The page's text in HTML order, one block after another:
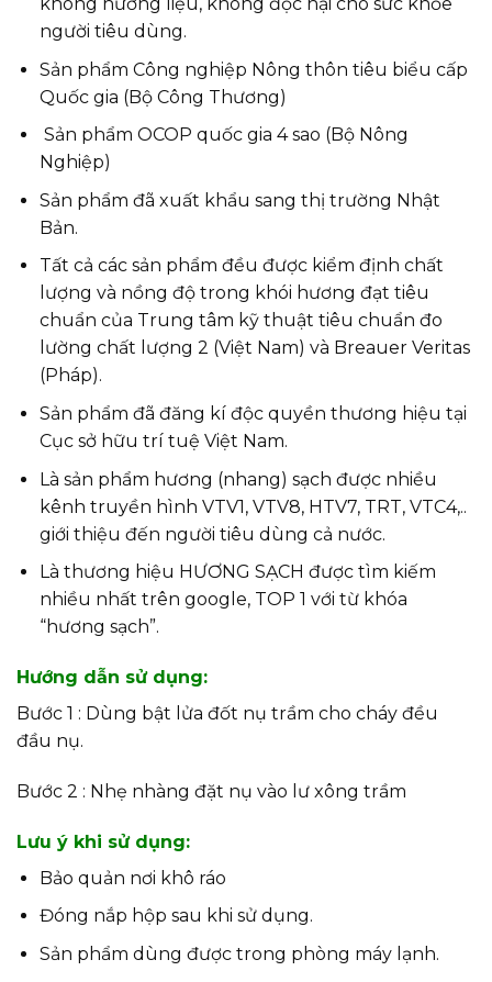
người tiêu dùng.
Sản phẩm Công nghiệp Nông thôn tiêu biểu cấp
Quốc gia (Bộ Công Thương)
Sản phẩm OCOP quốc gia 4 sao (Bộ Nông
Nghiệp)
Sản phẩm đã xuất khẩu sang thị trường Nhật
Bản.
Tất cả các sản phẩm đều được kiểm định chất
lượng và nồng độ trong khói hương đạt tiêu
chuẩn của Trung tâm kỹ thuật tiêu chuẩn đo
lường chất lượng 2 (Việt Nam) và Breauer Veritas
(Pháp).
Sản phẩm đã đăng kí độc quyền thương hiệu tại
Cục sở hữu trí tuệ Việt Nam.
Là sản phẩm hương (nhang) sạch được nhiều
kênh truyền hình VTV1, VTV8, HTV7, TRT, VTC4,..
giới thiệu đến người tiêu dùng cả nước.
Là thương hiệu HƯƠNG SẠCH được tìm kiếm
nhiều nhất trên google, TOP 1 với từ khóa
“hương sạch”.
Hướng dẫn sử dụng:
Bước 1 : Dùng bật lửa đốt nụ trầm cho cháy đều
đầu nụ.
Bước 2 : Nhẹ nhàng đặt nụ vào lư xông trầm
Lưu ý khi sử dụng:
Bảo quản nơi khô ráo
Đóng nắp hộp sau khi sử dụng.
Sản phẩm dùng được trong phòng máy lạnh.